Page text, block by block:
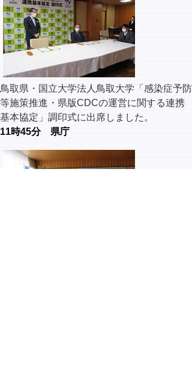
鳥取県・国立大学法人鳥取大学「感染症予防
等施策推進・県版CDCの運営に関する連携
基本協定」調印式に出席しました。
11時45分 県庁